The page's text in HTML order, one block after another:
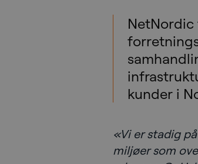
kunder i
«Vi er stadig
miljøer som